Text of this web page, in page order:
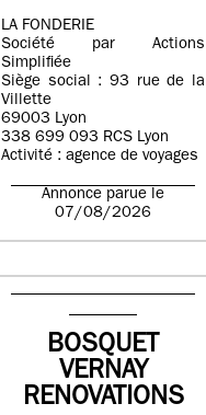
LA FONDERIE
Société par Actions
Simplifiée
Siège social : 93 rue de la
Villette
69003 Lyon
338 699 093 RCS Lyon
Activité : agence de voyages
Annonce parue le
07/08/2026
BOSQUET
VERNAY
RENOVATIONS